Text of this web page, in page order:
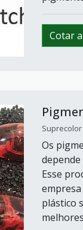
Cotar
Suprecolor
Os
Esse
plástico